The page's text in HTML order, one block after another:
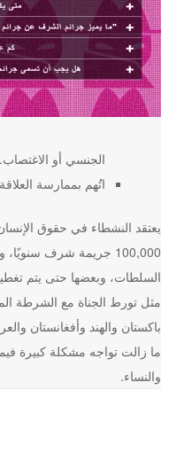
الجنسي أو الاغتصاب.
اتُهم بممارسة
يعتقد النشطاء في حقوق
100,000 جريمة شرف
السلطات، وبعضها حتى يتم
مثل تورط الجناة مع الشرطة
باكستان والهند وأفغانستان
ما زالت تواجه مشكلة كبيرة
والنساء.